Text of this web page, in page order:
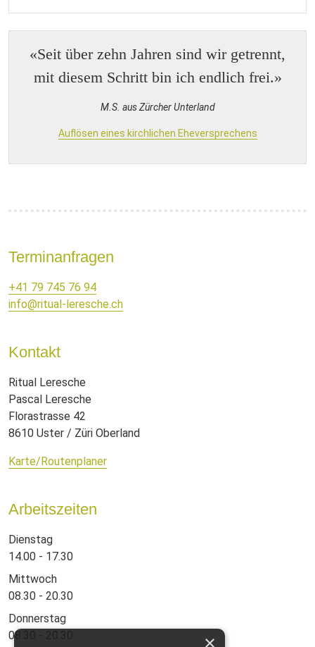
«Seit über zehn Jahren sind wir getrennt,
mit diesem Schritt bin ich endlich frei.»
M.S. aus Zürcher Unterland
Auflösen eines kirchlichen Eheversprechens
Terminanfragen
+41 79 745 76 94
info@ritual-leresche.ch
Kontakt
Ritual Leresche
Pascal Leresche
Florastrasse 42
8610 Uster / Züri Oberland
Karte/Routenplaner
Arbeitszeiten
Dienstag
14.00 - 17.30
Mittwoch
08.30 - 20.30
Donnerstag
08.30 - 20.30